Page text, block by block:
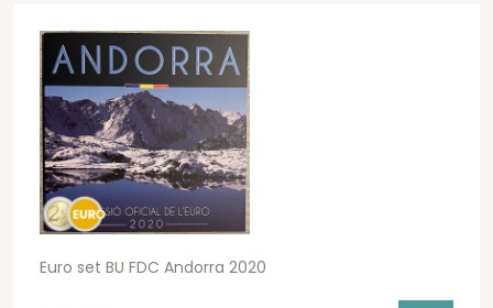
Euro set BU FDC Andorra 2020